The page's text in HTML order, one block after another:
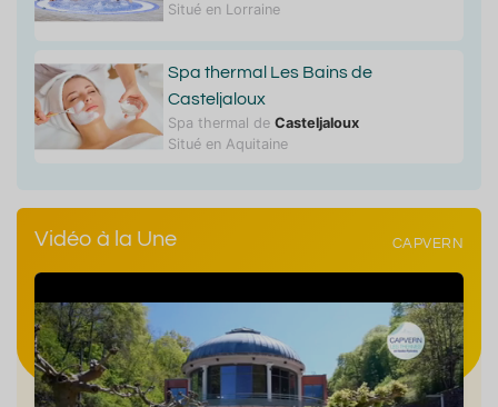
Situé en Lorraine
Spa thermal Les Bains de
Casteljaloux
Spa thermal de Casteljaloux
Situé en Aquitaine
Vidéo à la Une CAPVERN